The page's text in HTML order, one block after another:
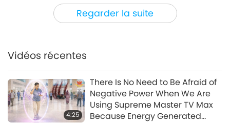
Regarder la suite
La beauté de la nature 2025-07-05
24:11
Exploring the Earth’s Hidden
Treasures: Lechuguilla Cave
Vidéos récentes
4:25
There Is No Need to Be Afraid of
Negative Power When We Are
Using Supreme Master TV Max
Because Energy Generated